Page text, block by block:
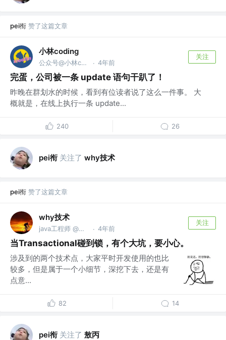
pei衔 赞了这篇文章
小林coding
公众号@小林coding · 4年前
关注
完蛋，公司被一条 update 语句干趴了！
昨晚在群划水的时候，看到有位读者说了这么一件事。 大
概就是，在线上执行一条 update...
240 26
pei衔 关注了 why技术
pei衔 赞了这篇文章
why技术
java工程师 @公众号【why技术】 · 4年前
关注
当Transactional碰到锁，有个大坑，要小心。
涉及到的两个技术点，大家平时开发使用的也比
较多，但是属于一个小细节，深挖下去，还是有
点意...
82 14
pei衔 关注了 敖丙